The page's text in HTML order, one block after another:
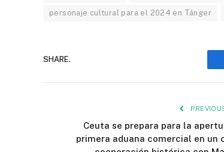
personaje cultural para el 2024 en Tánger
SHARE.
Ceuta se prepara para la
primera aduana comercial en un